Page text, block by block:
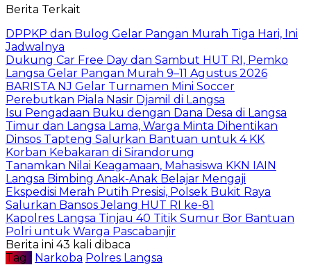
Berita Terkait
DPPKP dan Bulog Gelar Pangan Murah Tiga Hari, Ini
Jadwalnya
Dukung Car Free Day dan Sambut HUT RI, Pemko
Langsa Gelar Pangan Murah 9–11 Agustus 2026
BARISTA NJ Gelar Turnamen Mini Soccer
Perebutkan Piala Nasir Djamil di Langsa
Isu Pengadaan Buku dengan Dana Desa di Langsa
Timur dan Langsa Lama, Warga Minta Dihentikan
Dinsos Tapteng Salurkan Bantuan untuk 4 KK
Korban Kebakaran di Sirandorung
Tanamkan Nilai Keagamaan, Mahasiswa KKN IAIN
Langsa Bimbing Anak-Anak Belajar Mengaji
Ekspedisi Merah Putih Presisi, Polsek Bukit Raya
Salurkan Bansos Jelang HUT RI ke-81
Kapolres Langsa Tinjau 40 Titik Sumur Bor Bantuan
Polri untuk Warga Pascabanjir
Berita ini 43 kali dibaca
Tag : Narkoba Polres Langsa